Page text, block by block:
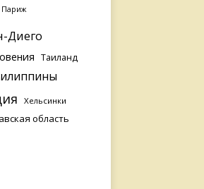
Париж
Диего
Таиланд
Хельсинки
область